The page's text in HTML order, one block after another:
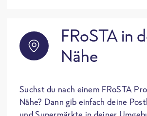
FRoSTA in
Nähe
Suchst du nach einem FRoSTA
Nähe? Dann gib einfach deine